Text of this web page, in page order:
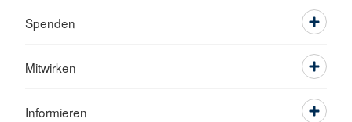
Spenden
Mitwirken
Informieren